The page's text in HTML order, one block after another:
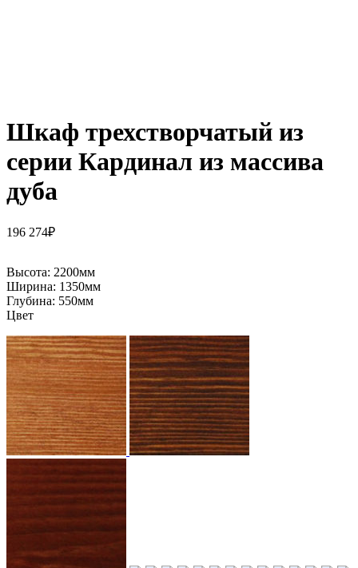
Шкаф трехстворчатый из
серии Кардинал из массива
дуба
196 274₽
Высота: 2200мм
Ширина: 1350мм
Глубина: 550мм
Цвет